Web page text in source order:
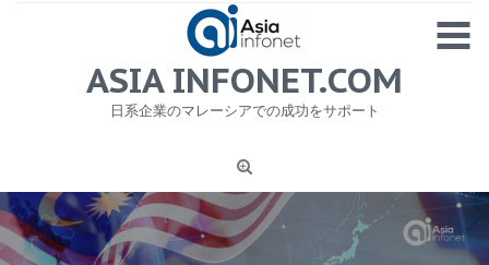
MENU
1
ニュース
労務サービス
ASIA INFONET.COM
日系企業のマレーシアでの成功をサポート